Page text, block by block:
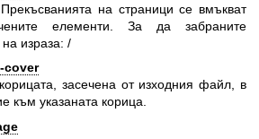
на страници се вмъкват
елементи. За да забраните
на израза: /
cover
засечена от изходния файл, в
към указаната корица.